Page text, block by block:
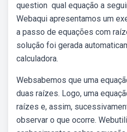
question ️ qual equação a
Webaqui apresentamos um
a passo de equações com
solução foi gerada
calculadora.
Websabemos que uma
duas raízes. Logo, uma
raízes e, assim,
observar o que ocorre.